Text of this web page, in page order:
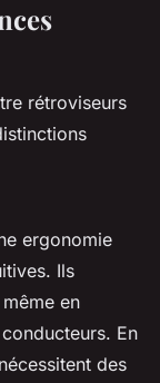
rétroviseurs
ergonomie
Ils
en
En
des